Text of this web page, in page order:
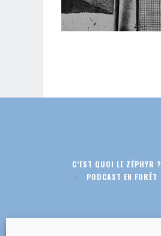
C’EST QUOI LE ZÉPHYR ?
PODCAST EN FORÊT